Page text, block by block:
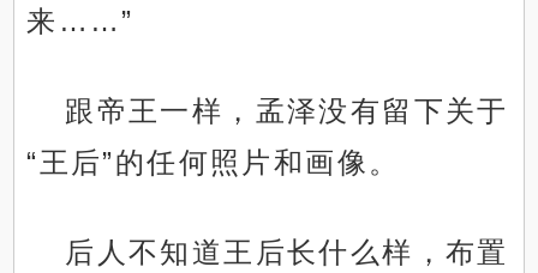
来……”
跟帝王一样，孟泽没有留下关于
“王后”的任何照片和画像。
后人不知道王后长什么样，布置